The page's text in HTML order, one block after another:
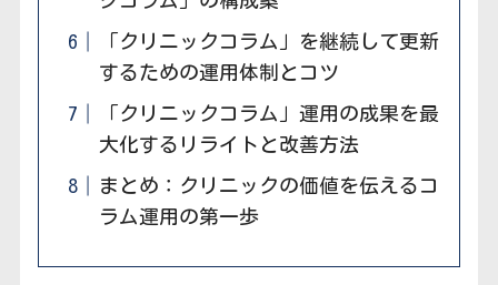
「クリニックコラム」を継続して更新
するための運用体制とコツ
「クリニックコラム」運用の成果を最
大化するリライトと改善方法
まとめ：クリニックの価値を伝えるコ
ラム運用の第一歩